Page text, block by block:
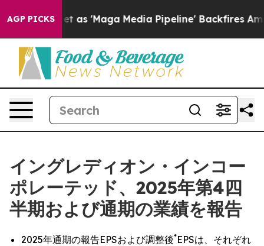
AGP PICKS
Media Pipeline' Backfires Amid Rumors Trump
イングレディオン・インコー
ポレーテッド、2025年第4四
半期および通期の業績を報告
2025年通期の報告EPSおよび調整後*EPSは、それぞれ